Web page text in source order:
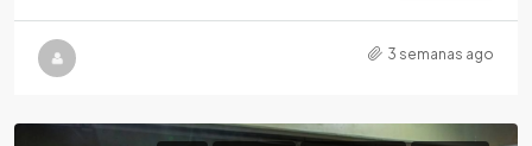
3 semanas ago